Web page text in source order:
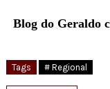
Blog do Geraldo
Tags # Regional